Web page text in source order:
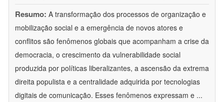
Resumo: A transformação dos processos de organização e
mobilização social e a emergência de novos atores e
conflitos são fenômenos globais que acompanham a crise da
democracia, o crescimento da vulnerabilidade social
produzida por políticas liberalizantes, a ascensão da extrema
direita populista e a centralidade adquirida por tecnologias
digitais de comunicação. Esses fenômenos expressam e ...